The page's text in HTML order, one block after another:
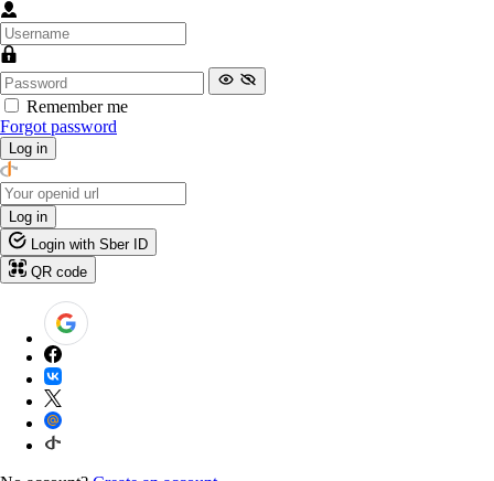
Remember me
Forgot password
Log in
Log in
Login with Sber ID
QR code